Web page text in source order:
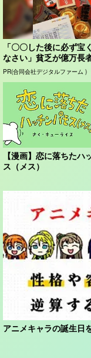
「〇〇した後に必ず宝
なさい」貧乏が億万長
PR(合同会社デジタルファーム )
【漫画】恋に落ちたハ
ス（メス）
アニメキャラの誕生日